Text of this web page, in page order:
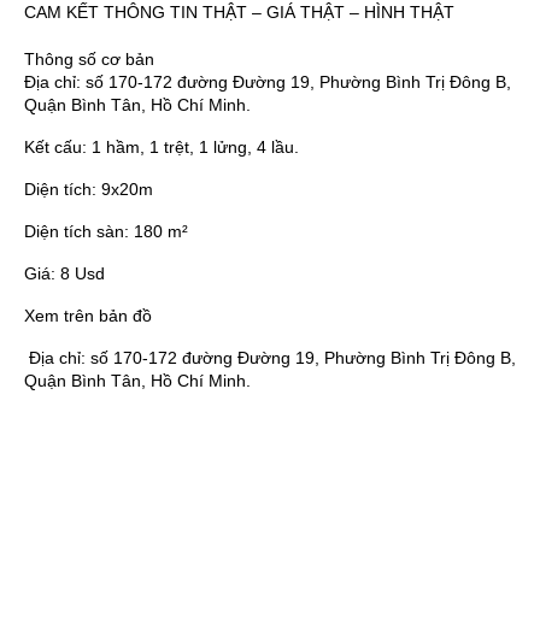
CAM KẾT THÔNG TIN THẬT – GIÁ THẬT – HÌNH THẬT
Thông số cơ bản
Địa chỉ: số 170-172 đường Đường 19, Phường Bình Trị Đông B,
Quận Bình Tân, Hồ Chí Minh.
Kết cấu: 1 hầm, 1 trệt, 1 lửng, 4 lầu.
Diện tích: 9x20m
Diện tích sàn: 180 m²
Giá: 8 Usd
Xem trên bản đồ
Địa chỉ: số 170-172 đường Đường 19, Phường Bình Trị Đông B,
Quận Bình Tân, Hồ Chí Minh.